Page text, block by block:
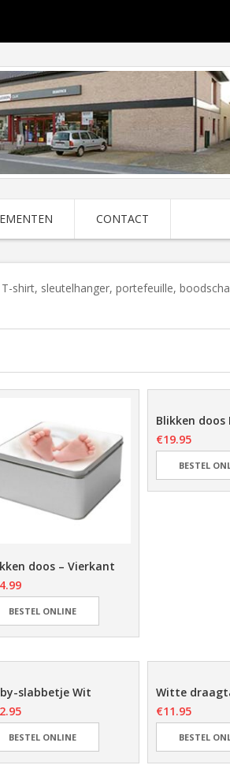
CONTACT
shirt, sleutelhanger, portefeuille,
doos – Vierkant
BESTEL ONLINE
Blikken doos
€19.95
BESTEL
slabbetje Wit
BESTEL ONLINE
Witte
€11.95
BESTEL